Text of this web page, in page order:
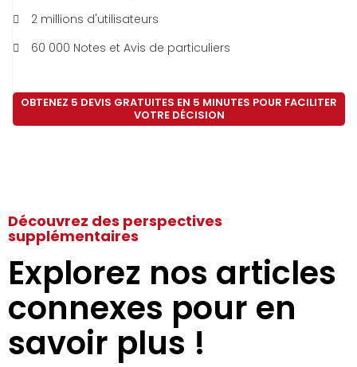
2 millions d'utilisateurs
60 000 Notes et Avis de particuliers
OBTENEZ 5 DEVIS GRATUITES EN 5 MINUTES POUR FACILITER
VOTRE DÉCISION
Découvrez des perspectives
supplémentaires
Explorez nos articles
connexes pour en
savoir plus !